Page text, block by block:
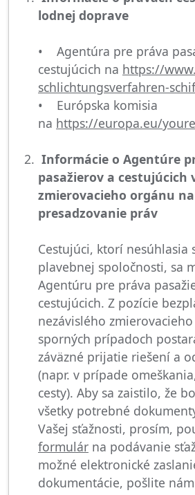
lodnej doprave
• Agentúra pre práva
cestujúcich na https://
schlichtungsverfahren-
• Európska komisia
na https://europa.eu/
Informácie o Agentúre
pasažierov a cestujúcich
zmierovacieho orgánu na
presadzovanie práv
Cestujúci, ktorí nesúhlasia
plavebnej spoločnosti, sa
Agentúru pre práva
cestujúcich. Z pozície
nezávislého
sporných prípadoch
záväzné prijatie riešení a
(napr. v prípade
cesty). Aby sa zaistilo, že
všetky potrebné
Vašej sťažnosti, prosím,
formulár na podávanie
možné elektronické
dokumentácie, pošlite